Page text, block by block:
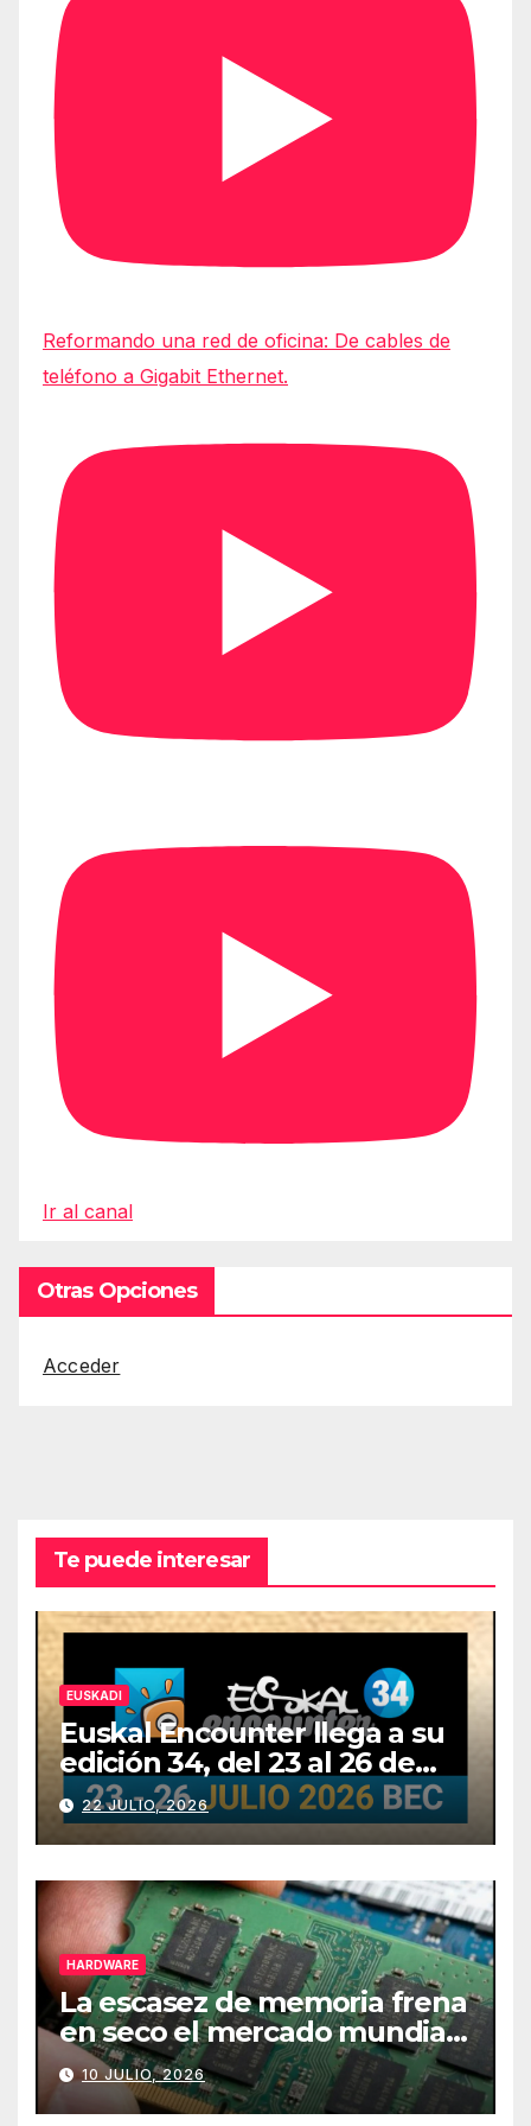
Reformando una red de oficina: De cables de
teléfono a Gigabit Ethernet.
Ir al canal
Otras Opciones
Acceder
Te puede interesar
EUSKADI
Euskal Encounter llega a su
edición 34, del 23 al 26 de
julio
22 JULIO, 2026
HARDWARE
La escasez de memoria frena
en seco el mercado mundial
de PCs
10 JULIO, 2026